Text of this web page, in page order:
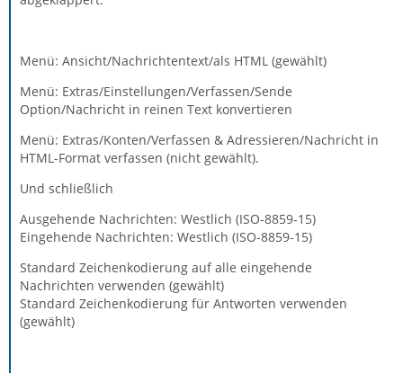
Menü: Ansicht/Nachrichtentext/als HTML (gewählt)
Menü: Extras/Einstellungen/Verfassen/Sende
Option/Nachricht in reinen Text konvertieren
Menü: Extras/Konten/Verfassen & Adressieren/Nachricht in
HTML-Format verfassen (nicht gewählt).
Und schließlich
Ausgehende Nachrichten: Westlich (ISO-8859-15)
Eingehende Nachrichten: Westlich (ISO-8859-15)
Standard Zeichenkodierung auf alle eingehende
Nachrichten verwenden (gewählt)
Standard Zeichenkodierung für Antworten verwenden
(gewählt)